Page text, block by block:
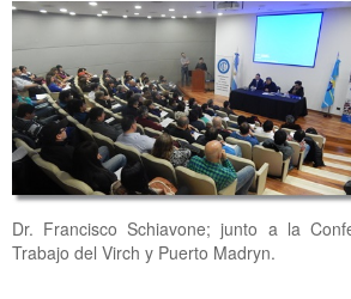
Dr. Francisco Schiavone; junto a la
Trabajo del Virch y Puerto Madryn.